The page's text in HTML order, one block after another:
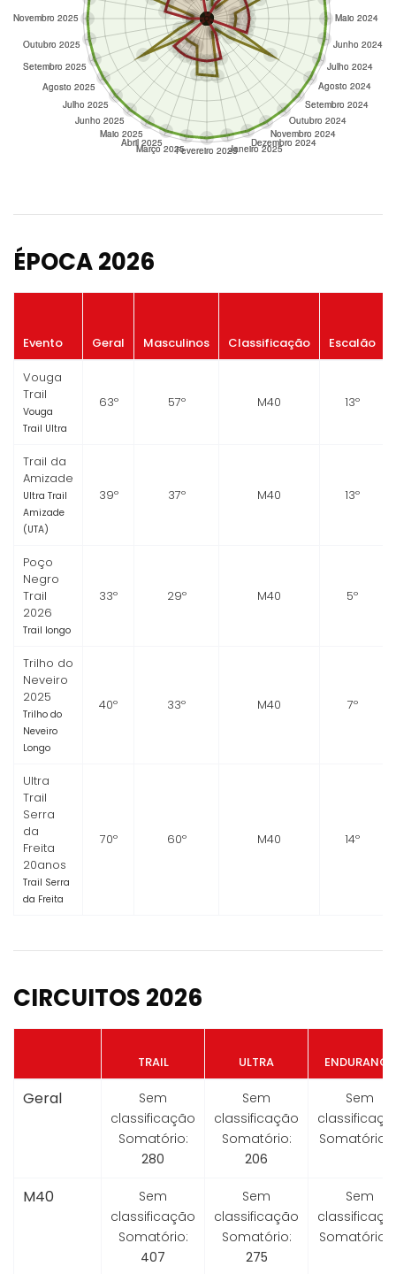
ÉPOCA 2026
Evento Geral Masculinos Classificação Escalão
Vouga
Trail
Vouga
Trail Ultra
63º 57º M40 13º
Trail da
Amizade
Ultra Trail
Amizade
(UTA)
39º 37º M40 13º
Poço
Negro
Trail
2026
Trail longo
33º 29º M40 5º
Trilho do
Neveiro
2025
Trilho do
Neveiro
Longo
40º 33º M40 7º
Ultra
Trail
Serra
da
Freita
20anos
Trail Serra
da Freita
70º 60º M40 14º
CIRCUITOS 2026
TRAIL ULTRA ENDURANCE
Geral
Sem
classificação
Somatório:
280
Sem
classificação
Somatório:
206
Sem
Somatório:
M40
Sem
classificação
Somatório:
407
Sem
classificação
Somatório:
275
Sem
Somatório: